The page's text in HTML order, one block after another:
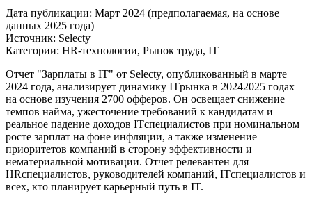
Дата публикации: Март 2024 (предполагаемая, на основе
данных 2025 года)
Источник: Selecty
Категории: HR-технологии, Рынок труда, IT
Отчет "Зарплаты в IT" от Selecty, опубликованный в марте
2024 года, анализирует динамику ITрынка в 20242025 годах
на основе изучения 2700 офферов. Он освещает снижение
темпов найма, ужесточение требований к кандидатам и
реальное падение доходов ITспециалистов при номинальном
росте зарплат на фоне инфляции, а также изменение
приоритетов компаний в сторону эффективности и
нематериальной мотивации. Отчет релевантен для
HRспециалистов, руководителей компаний, ITспециалистов и
всех, кто планирует карьерный путь в IT.